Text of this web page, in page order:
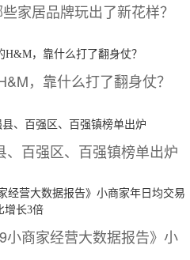
家居品牌玩出了新花样？
，靠什么打了翻身仗？
百强区、百强镇榜单出炉
商家经营大数据报告》小